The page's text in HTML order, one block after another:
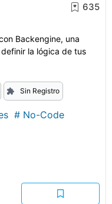
635
Backengine, una
la lógica de tus
Sin Registro
# No-Code